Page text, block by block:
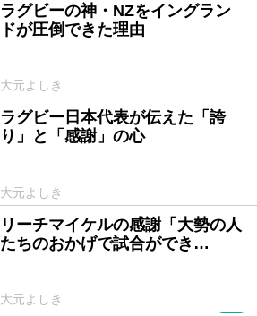
ラグビーの神・NZをイングラン
ドが圧倒できた理由
大元よしき
ラグビー日本代表が伝えた「誇
り」と「感謝」の心
大元よしき
リーチマイケルの感謝「大勢の人
たちのおかげで試合ができ…
大元よしき